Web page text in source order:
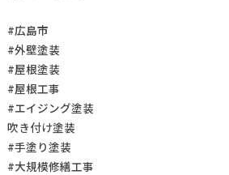
#広島市
#外壁塗装
#屋根塗装
#屋根工事
#エイジング塗装
吹き付け塗装
#手塗り塗装
#大規模修繕工事